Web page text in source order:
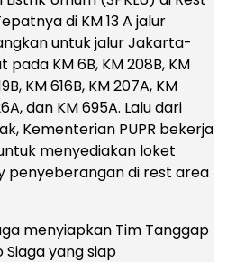
di KM 13 A jalur
untuk jalur Jakarta-
KM 6B, KM 208B, KM
KM 616B, KM 207A, KM
dan KM 695A. Lalu dari
Kementerian PUPR bekerja
menyediakan loket
penyeberangan di rest area
menyiapkan Tim Tanggap
Siaga yang siap